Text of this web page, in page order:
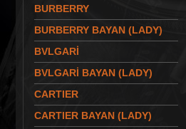
BURBERRY
BURBERRY BAYAN (LADY)
BVLGARİ
BVLGARİ BAYAN (LADY)
CARTIER
CARTIER BAYAN (LADY)